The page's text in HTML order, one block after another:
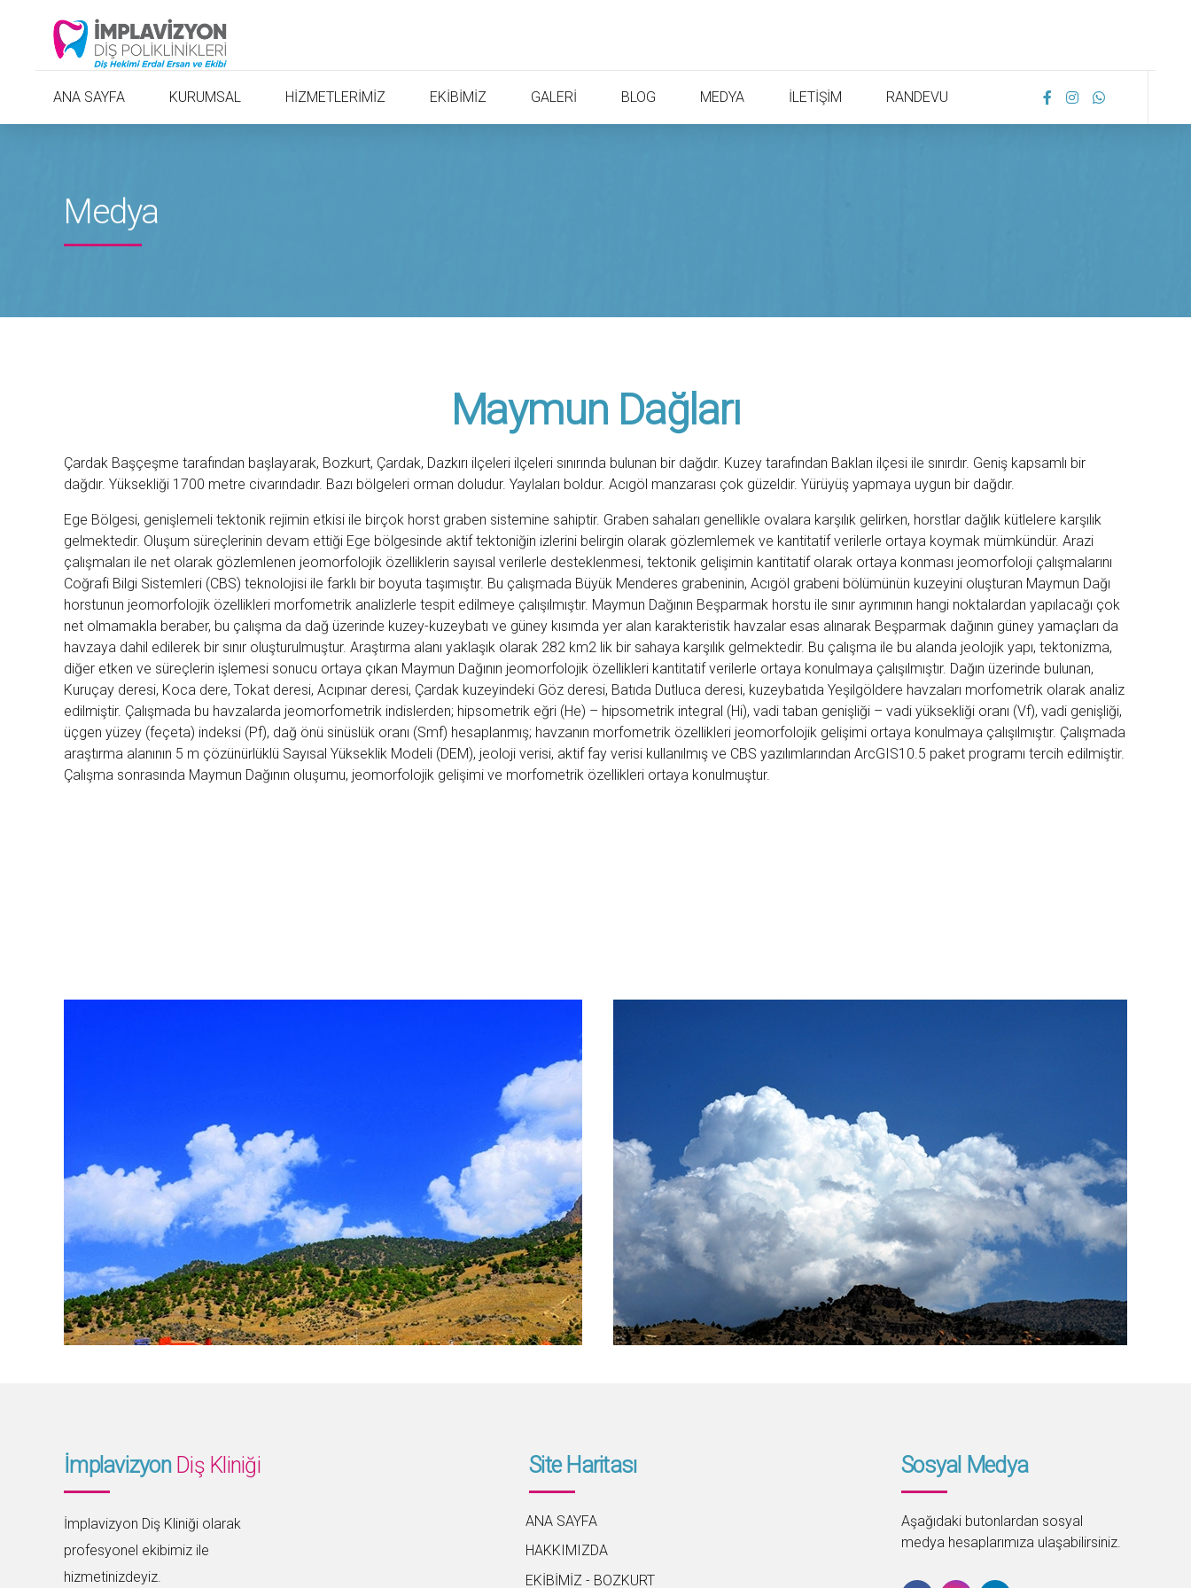
ANA SAYFA KURUMSAL HİZMETLERİMİZ EKİBİMİZ GALERİ BLOG MEDYA İLETİŞİM RANDEVU
Medya
Maymun Dağları
Çardak Başçeşme tarafından başlayarak, Bozkurt, Çardak, Dazkırı ilçeleri ilçeleri sınırında bulunan bir dağdır. Kuzey tarafından Baklan ilçesi ile sınırdır. Geniş kapsamlı bir
dağdır. Yüksekliği 1700 metre civarındadır. Bazı bölgeleri orman doludur. Yaylaları boldur. Acıgöl manzarası çok güzeldir. Yürüyüş yapmaya uygun bir dağdır.
Ege Bölgesi, genişlemeli tektonik rejimin etkisi ile birçok horst graben sistemine sahiptir. Graben sahaları genellikle ovalara karşılık gelirken, horstlar dağlık kütlelere karşılık
gelmektedir. Oluşum süreçlerinin devam ettiği Ege bölgesinde aktif tektoniğin izlerini belirgin olarak gözlemlemek ve kantitatif verilerle ortaya koymak mümkündür. Arazi
çalışmaları ile net olarak gözlemlenen jeomorfolojik özelliklerin sayısal verilerle desteklenmesi, tektonik gelişimin kantitatif olarak ortaya konması jeomorfoloji çalışmalarını
Coğrafi Bilgi Sistemleri (CBS) teknolojisi ile farklı bir boyuta taşımıştır. Bu çalışmada Büyük Menderes grabeninin, Acıgöl grabeni bölümünün kuzeyini oluşturan Maymun Dağı
horstunun jeomorfolojik özellikleri morfometrik analizlerle tespit edilmeye çalışılmıştır. Maymun Dağının Beşparmak horstu ile sınır ayrımının hangi noktalardan yapılacağı çok
net olmamakla beraber, bu çalışma da dağ üzerinde kuzey-kuzeybatı ve güney kısımda yer alan karakteristik havzalar esas alınarak Beşparmak dağının güney yamaçları da
havzaya dahil edilerek bir sınır oluşturulmuştur. Araştırma alanı yaklaşık olarak 282 km2 lik bir sahaya karşılık gelmektedir. Bu çalışma ile bu alanda jeolojik yapı, tektonizma,
diğer etken ve süreçlerin işlemesi sonucu ortaya çıkan Maymun Dağının jeomorfolojik özellikleri kantitatif verilerle ortaya konulmaya çalışılmıştır. Dağın üzerinde bulunan,
Kuruçay deresi, Koca dere, Tokat deresi, Acıpınar deresi, Çardak kuzeyindeki Göz deresi, Batıda Dutluca deresi, kuzeybatıda Yeşilgöldere havzaları morfometrik olarak analiz
edilmiştir. Çalışmada bu havzalarda jeomorfometrik indislerden; hipsometrik eğri (He) – hipsometrik integral (Hi), vadi taban genişliği – vadi yüksekliği oranı (Vf), vadi genişliği,
üçgen yüzey (feçeta) indeksi (Pf), dağ önü sinüslük oranı (Smf) hesaplanmış; havzanın morfometrik özellikleri jeomorfolojik gelişimi ortaya konulmaya çalışılmıştır. Çalışmada
araştırma alanının 5 m çözünürlüklü Sayısal Yükseklik Modeli (DEM), jeoloji verisi, aktif fay verisi kullanılmış ve CBS yazılımlarından ArcGIS10.5 paket programı tercih edilmiştir.
Çalışma sonrasında Maymun Dağının oluşumu, jeomorfolojik gelişimi ve morfometrik özellikleri ortaya konulmuştur.
İmplavizyon Diş Kliniği
İmplavizyon Diş Kliniği olarak
profesyonel ekibimiz ile
hizmetinizdeyiz.
Site Haritası
ANA SAYFA
HAKKIMIZDA
EKİBİMİZ - BOZKURT
Sosyal Medya
Aşağıdaki butonlardan sosyal
medya hesaplarımıza ulaşabilirsiniz.